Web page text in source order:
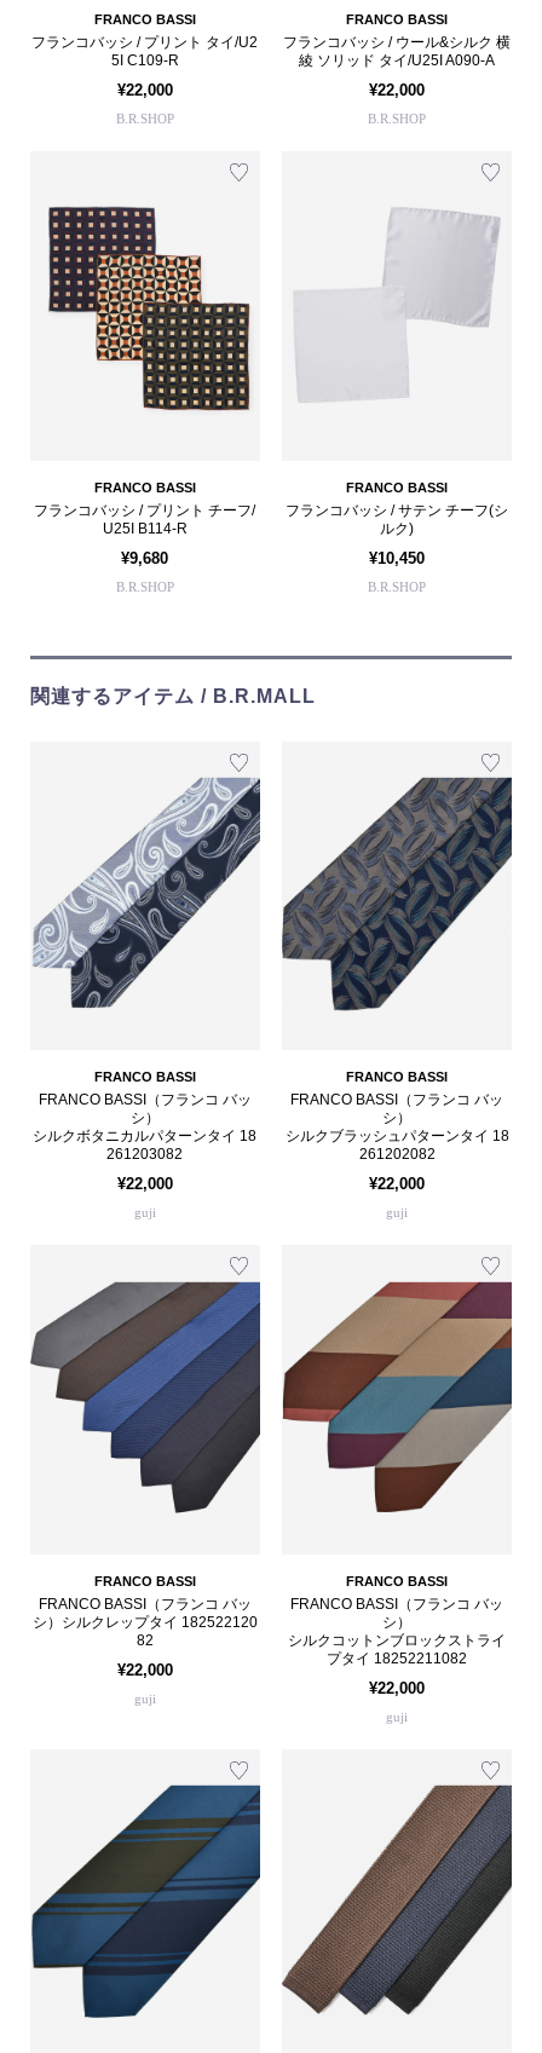
FRANCO BASSI
フランコバッシ / プリント タイ/U2
5I C109-R
¥22,000
B.R.SHOP
FRANCO BASSI
フランコバッシ / ウール&シルク 横
綾 ソリッド タイ/U25I A090-A
¥22,000
B.R.SHOP
FRANCO BASSI
フランコバッシ / プリント チーフ/
U25I B114-R
¥9,680
B.R.SHOP
FRANCO BASSI
フランコバッシ / サテン チーフ(シ
ルク)
¥10,450
B.R.SHOP
関連するアイテム / B.R.MALL
FRANCO BASSI
FRANCO BASSI（フランコ バッ
シ）
シルクボタニカルパターンタイ 18
261203082
¥22,000
guji
FRANCO BASSI
FRANCO BASSI（フランコ バッ
シ）
シルクブラッシュパターンタイ 18
261202082
¥22,000
guji
FRANCO BASSI
FRANCO BASSI（フランコ バッ
シ）シルクレップタイ 182522120
82
¥22,000
guji
FRANCO BASSI
FRANCO BASSI（フランコ バッ
シ）
シルクコットンブロックストライ
プタイ 18252211082
¥22,000
guji